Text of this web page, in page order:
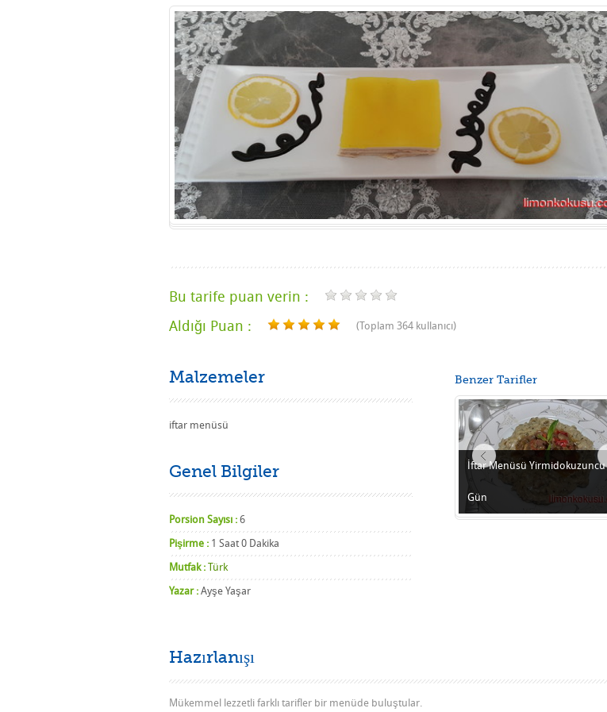
Bu tarife puan verin :
Aldığı Puan :
(Toplam 364 kullanıcı)
Malzemeler
iftar menüsü
Genel Bilgiler
Porsion Sayısı : 6
Pişirme : 1 Saat 0 Dakika
Mutfak : Türk
Yazar : Ayşe Yaşar
Benzer Tarifler
İftar Menüsü Yirmidokuzuncu
Gün
Hazırlanışı
Mükemmel lezzetli farklı tarifler bir menüde buluştular.